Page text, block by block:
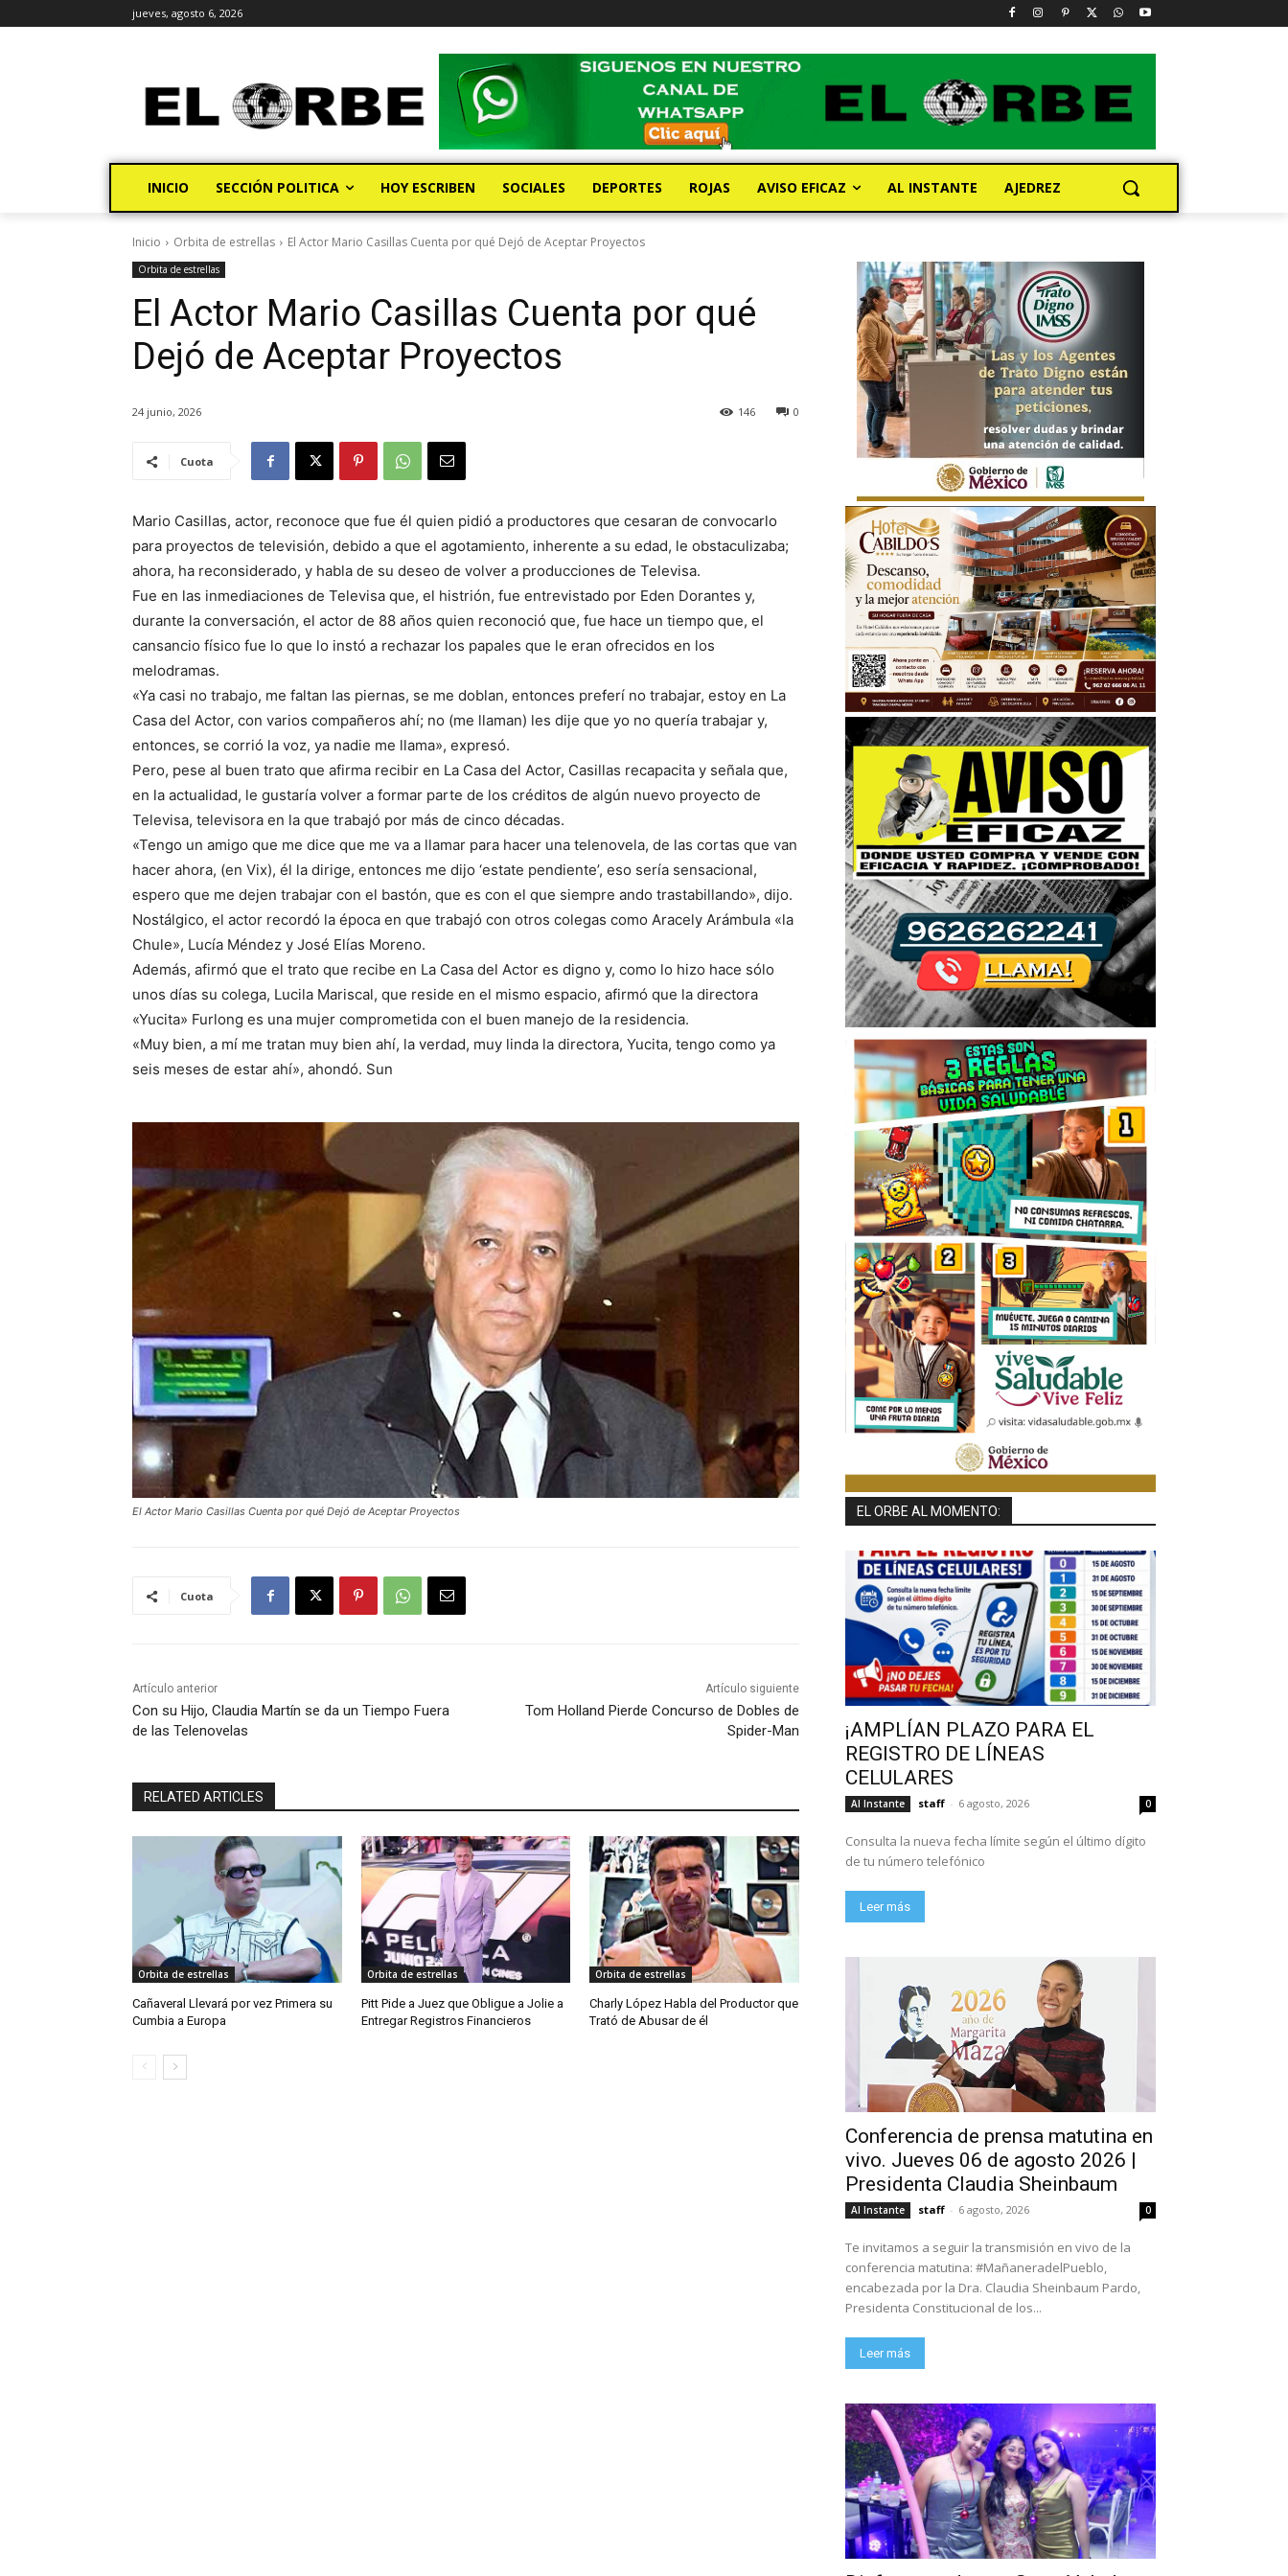
jueves, agosto 6, 2026
INICIO SECCIÓN POLITICA HOY ESCRIBEN SOCIALES DEPORTES ROJAS AVISO EFICAZ AL INSTANTE AJEDREZ
Inicio Orbita de estrellas El Actor Mario Casillas Cuenta por qué Dejó de Aceptar Proyectos
Orbita de estrellas
El Actor Mario Casillas Cuenta por qué
Dejó de Aceptar Proyectos
24 junio, 2026 0
146
Cuota
Mario Casillas, actor, reconoce que fue él quien pidió a productores que cesaran de convocarlo
para proyectos de televisión, debido a que el agotamiento, inherente a su edad, le obstaculizaba;
ahora, ha reconsiderado, y habla de su deseo de volver a producciones de Televisa.
Fue en las inmediaciones de Televisa que, el histrión, fue entrevistado por Eden Dorantes y,
durante la conversación, el actor de 88 años quien reconoció que, fue hace un tiempo que, el
cansancio físico fue lo que lo instó a rechazar los papales que le eran ofrecidos en los
melodramas.
«Ya casi no trabajo, me faltan las piernas, se me doblan, entonces preferí no trabajar, estoy en La
Casa del Actor, con varios compañeros ahí; no (me llaman) les dije que yo no quería trabajar y,
entonces, se corrió la voz, ya nadie me llama», expresó.
Pero, pese al buen trato que afirma recibir en La Casa del Actor, Casillas recapacita y señala que,
en la actualidad, le gustaría volver a formar parte de los créditos de algún nuevo proyecto de
Televisa, televisora en la que trabajó por más de cinco décadas.
«Tengo un amigo que me dice que me va a llamar para hacer una telenovela, de las cortas que van
hacer ahora, (en Vix), él la dirige, entonces me dijo ‘estate pendiente’, eso sería sensacional,
espero que me dejen trabajar con el bastón, que es con el que siempre ando trastabillando», dijo.
Nostálgico, el actor recordó la época en que trabajó con otros colegas como Aracely Arámbula «la
Chule», Lucía Méndez y José Elías Moreno.
Además, afirmó que el trato que recibe en La Casa del Actor es digno y, como lo hizo hace sólo
unos días su colega, Lucila Mariscal, que reside en el mismo espacio, afirmó que la directora
«Yucita» Furlong es una mujer comprometida con el buen manejo de la residencia.
«Muy bien, a mí me tratan muy bien ahí, la verdad, muy linda la directora, Yucita, tengo como ya
seis meses de estar ahí», ahondó. Sun
El Actor Mario Casillas Cuenta por qué Dejó de Aceptar Proyectos
Cuota
Artículo anterior
Con su Hijo, Claudia Martín se da un Tiempo Fuera
de las Telenovelas
Artículo siguiente
Tom Holland Pierde Concurso de Dobles de
Spider-Man
RELATED ARTICLES
Orbita de estrellas
Cañaveral Llevará por vez Primera su
Cumbia a Europa
Orbita de estrellas
Pitt Pide a Juez que Obligue a Jolie a
Entregar Registros Financieros
Orbita de estrellas
Charly López Habla del Productor que
Trató de Abusar de él
EL ORBE AL MOMENTO:
¡AMPLÍAN PLAZO PARA EL
REGISTRO DE LÍNEAS
CELULARES
Al Instante staff - 6 agosto, 2026 0
Consulta la nueva fecha límite según el último dígito
de tu número telefónico
Leer más
Conferencia de prensa matutina en
vivo. Jueves 06 de agosto 2026 |
Presidenta Claudia Sheinbaum
Al Instante staff - 6 agosto, 2026 0
Te invitamos a seguir la transmisión en vivo de la
conferencia matutina: #MañaneradelPueblo,
encabezada por la Dra. Claudia Sheinbaum Pardo,
Presidenta Constitucional de los...
Leer más